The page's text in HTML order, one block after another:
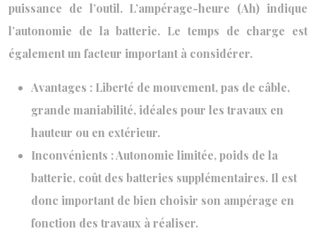
puissance de l’outil. L’ampérage-heure (Ah) indique
l’autonomie de la batterie. Le temps de charge est
également un facteur important à considérer.
Avantages : Liberté de mouvement, pas de câble,
grande maniabilité, idéales pour les travaux en
hauteur ou en extérieur.
Inconvénients : Autonomie limitée, poids de la
batterie, coût des batteries supplémentaires. Il est
donc important de bien choisir son ampérage en
fonction des travaux à réaliser.